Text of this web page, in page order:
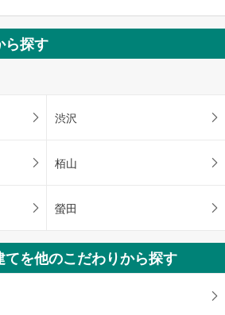
ら探す
渋沢
栢山
螢田
を他のこだわりから探す